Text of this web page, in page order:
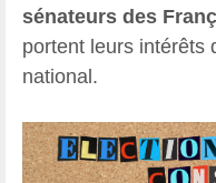
sénateurs des
portent leurs intérêts
national.